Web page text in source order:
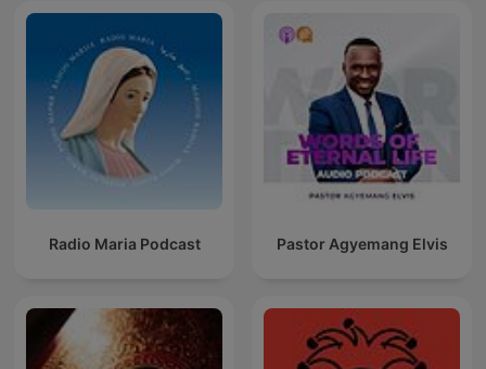
Radio Maria Podcast Pastor Agyemang Elvis